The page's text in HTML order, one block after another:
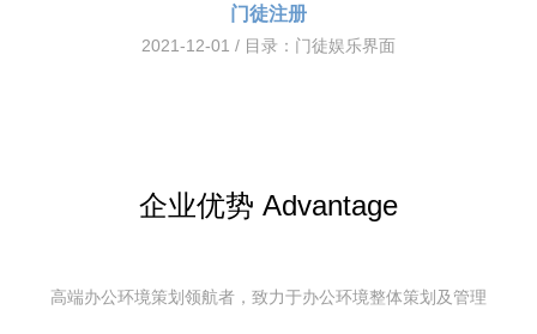
门徒注册
2021-12-01 / 目录： 门徒娱乐界面
企业优势 Advantage
高端办公环境策划领航者，致力于办公环境整体策划及管理